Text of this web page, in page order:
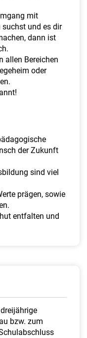
mit
suchst und es dir
dann ist
allen Bereichen
oder
der Zukunft
sind viel
prägen, sowie
entfalten und
bzw. zum